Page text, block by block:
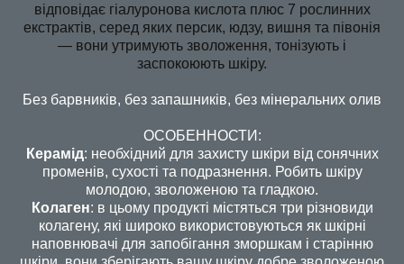
відповідає гіалуронова кислота плюс 7 рослинних
екстрактів, серед яких персик, юдзу, вишня та півонія
— вони утримують зволоження, тонізують і
заспокоюють шкіру.
Без барвників, без запашників, без мінеральних олив
ОСОБЕННОСТИ:
Керамід: необхідний для захисту шкіри від сонячних
променів, сухості та подразнення. Робить шкіру
молодою, зволоженою та гладкою.
Колаген: в цьому продукті містяться три різновиди
колагену, які широко використовуються як шкірні
наповнювачі для запобігання зморшкам і старінню